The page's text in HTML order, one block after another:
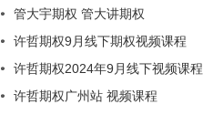
管大宇期权 管大讲期权
许哲期权9月线下期权视频课程
许哲期权2024年9月线下视频课程
许哲期权广州站 视频课程